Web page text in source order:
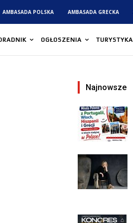
AMBASADA POLSKA AMBASADA GRECKA
OGŁOSZENIA TURYSTYKA
Najnowsze